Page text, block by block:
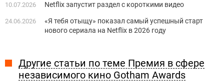
10.07.2026 Netflix запустит раздел с короткими видео
24.06.2026
«Я тебя отыщу» показал самый успешный старт
нового сериала на Netflix в 2026 году
Другие статьи по теме Премия в сфере
независимого кино Gotham Awards